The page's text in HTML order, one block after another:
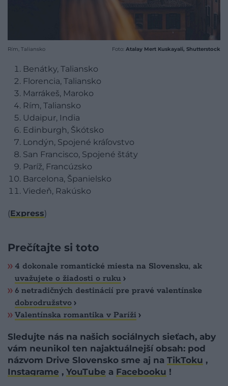
Rím, Taliansko Foto: Atalay Mert Kuskayali, Shutterstock
Benátky, Taliansko
Florencia, Taliansko
Marrákeš, Maroko
Rím, Taliansko
Udaipur, India
Edinburgh, Škótsko
Londýn, Spojené kráľovstvo
San Francisco, Spojené štáty
Paríž, Francúzsko
Barcelona, Španielsko
Viedeň, Rakúsko
(Express)
Prečítajte si toto
​4 dokonale romantické miesta na Slovensku, ak
uvažujete o žiadosti o ruku
6 netradičných destinácií pre pravé valentínske
dobrodružstvo
Valentínska romantika v Paríži
Sledujte nás na našich sociálnych sieťach, aby
vám neunikol ten najaktuálnejší obsah: pod
názvom Drive Slovensko sme aj na TikToku ,
Instagrame , YouTube a Facebooku !